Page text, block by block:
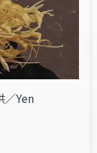
／Yen